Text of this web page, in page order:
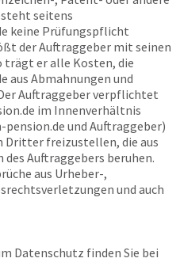
seitens
keine Prüfungspflicht
der Auftraggeber mit seinen
trägt er alle Kosten, die
aus Abmahnungen und
Auftraggeber verpflichtet
im Innenverhältnis
pension.de und Auftraggeber)
Dritter freizustellen, die aus
Auftraggebers beruhen.
aus Urheber-,
und auch
Datenschutz finden Sie bei